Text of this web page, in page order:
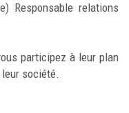
Responsable relations
participez à leur plan
société.